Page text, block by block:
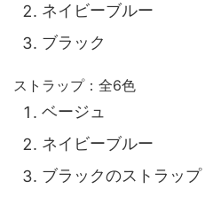
ネイビーブルー
ブラック
ストラップ：全6色
ベージュ
ネイビーブルー
ブラックのストラップ